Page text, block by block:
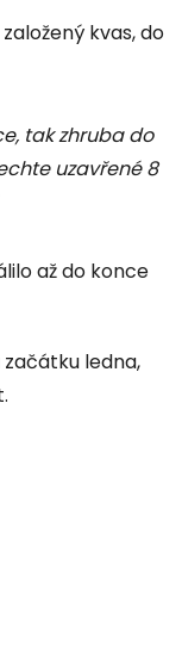
kvas, do
tak zhruba do
uzavřené 8
až do konce
ledna,